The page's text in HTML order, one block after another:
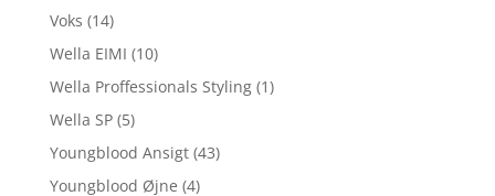
Voks (14)
Wella EIMI (10)
Wella Proffessionals Styling (1)
Wella SP (5)
Youngblood Ansigt (43)
Youngblood Øjne (4)